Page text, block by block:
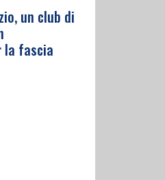
un club di
la fascia